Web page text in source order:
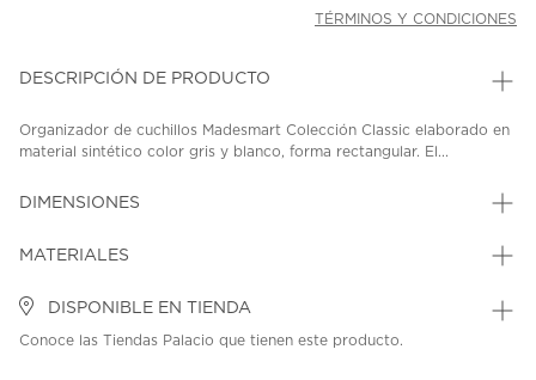
TÉRMINOS Y CONDICIONES
DESCRIPCIÓN DE PRODUCTO
Organizador de cuchillos Madesmart Colección Classic elaborado en
material sintético color gris y blanco, forma rectangular. El...
DIMENSIONES
MATERIALES
DISPONIBLE EN TIENDA
Conoce las Tiendas Palacio que tienen este producto.